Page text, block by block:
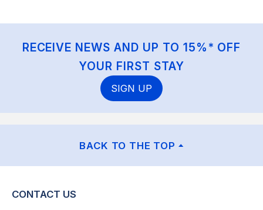
RECEIVE NEWS AND UP TO 15%* OFF
YOUR FIRST STAY
SIGN UP
BACK TO THE TOP
CONTACT US